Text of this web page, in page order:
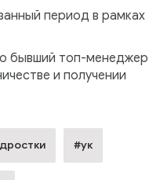
период в рамках
бывший топ-менеджер
и получении
#ук